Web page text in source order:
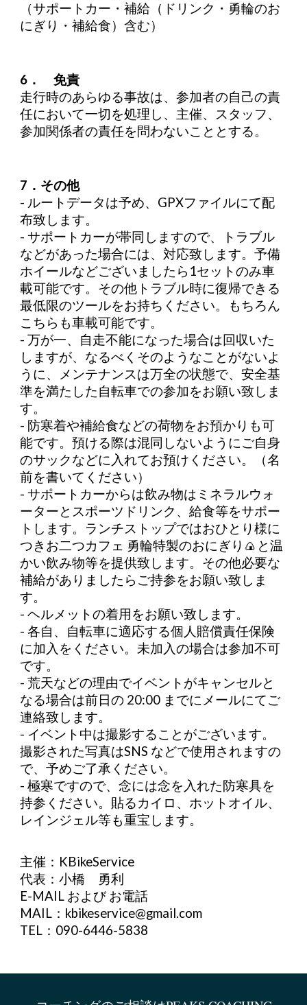
（サポートカー・補給（ドリンク・勇輪のお
にぎり・補給食）含む）
6． 免責
走行時のあらゆる事故は、参加者の自己の責
任において一切を処理し、主催、スタッフ、
参加関係者の責任を問わないこととする。
7．その他
- ルートデータは予め、GPXファイルにて配
布致します。
- サポートカーが帯同しますので、トラブル
などがあった場合には、対応致します。予備
ホイールなどございましたら1セットのみ車
載可能です。その他トラブル時に復帰できる
最低限のツールをお持ちください。もちろん
こちらも車載可能です。
- 万が一、自走不能になった場合は回収いた
しますが、なるべくそのようなことがないよ
うに、メンテナンスは万全の状態で、安全基
準を満たした⾃転⾞での参加をお願い致しま
す。
- 防寒着や補給食などの荷物をお預かりも可
能です。預ける際は混同しないようにご自身
のサックなどに入れてお預けください。（名
前を書いてください）
- サポートカーからは飲み物はミネラルウォ
ーターとスポーツドリンク、給食等をサポー
トします。ランチストップではおひとり様に
つきお二つカフェ 勇輪特製のおにぎり🍙と温
かい飲み物等を提供致します。その他必要な
補給がありましたらご持参をお願い致しま
す。
- ヘルメットの着⽤をお願い致します。
- 各⾃、⾃転⾞に適応する個人賠償責任保険
に加⼊をください。未加入の場合は参加不可
です。
- 荒天などの理由でイベントがキャンセルと
なる場合は前⽇の 20:00 までにメールにてご
連絡致します。
- イベント中は撮影することがございます。
撮影された写真はSNS などで使⽤されますの
で、予めご了承ください。
- 極寒ですので、念には念を入れた防寒具を
持参ください。貼るカイロ、ホットオイル、
レインジェル等も重宝します。
主催：KBikeService
代表：小橋 勇利
E-MAIL および お電話
MAIL：kbikeservice@gmail.com
TEL：090-6446-5838